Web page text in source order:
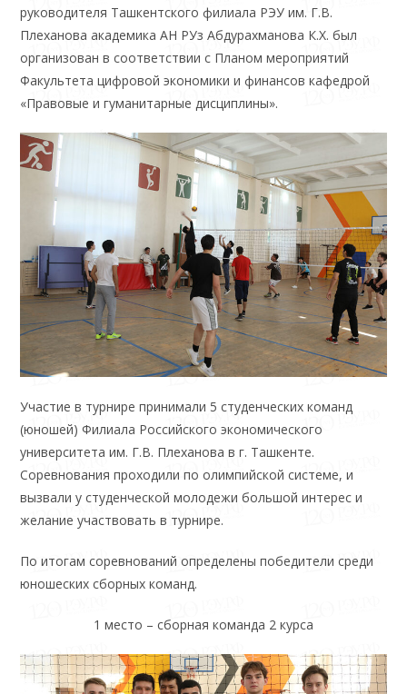
руководителя Ташкентского филиала РЭУ им. Г.В.
Плеханова академика АН РУз Абдурахманова К.Х. был
организован в соответствии с Планом мероприятий
Факультета цифровой экономики и финансов кафедрой
«Правовые и гуманитарные дисциплины».
Участие в турнире принимали 5 студенческих команд
(юношей) Филиала Российского экономического
университета им. Г.В. Плеханова в г. Ташкенте.
Соревнования проходили по олимпийской системе, и
вызвали у студенческой молодежи большой интерес и
желание участвовать в турнире.
По итогам соревнований определены победители среди
юношеских сборных команд.
1 место – сборная команда 2 курса